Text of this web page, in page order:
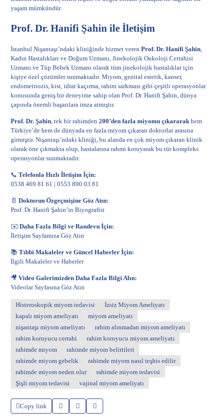
yaşam mümkündür.
Prof. Dr. Hanifi Şahin ile İletişim
İstanbul Nişantaşı’ndaki kliniğinde hizmet verenProf. Dr. Hanifi Şahin
Kadın Hastalıkları ve Doğum Uzmanı, Jinekolojik Onkoloji Cerrahisi
Uzmanı ve Tüp Bebek Uzmanı olarak tüm jinekolojik hastalıklar için
kişiye özel çözümler sunmaktadır. Miyom, genital estetik, kanser,
endometriozis, kist, idrar kaçırma, rahim sarkması gibi çeşitli operasyonlar
konusunda geniş bir deneyime sahip olan Prof. Dr. Hanifi Şahin, dünya
çapında önemli başarılara imza atmıştır.
Prof. Dr. Şahin , tek bir rahimden200’den fazla miyomu çıkararak hem
Türkiye’de hem de dünyada en fazla miyom çıkaran doktorlar arasına
girmiştir. Nişantaşı’ndaki kliniği, bu alanda en çokmiyom çıkaran klinik
olarak öne çıkmakta olup, hastalarına rahmi koruyarak bu tür kompleks
operasyonlar sunmaktadır.
📞Telefonla Hızlı İletişim İçin:
0538 469 81 61 |0553 890 03 81
📄Doktorun Özgeçmişine Göz Atın:
Prof. Dr. Hanifi Şahin’in Biyografisi
✉️Daha Fazla Bilgi ve Randevu İçin:
İletişim Sayfamıza Göz Atın
📚Tıbbi Makaleler ve Güncel Haberler İçin:
İlgili Makaleler ve Haberler
🎥Video Galerimizden Daha Fazla Bilgi Alın:
Videolar Sayfasına Göz Atın
Histeroskopik miyom tedavisi
İzsiz Miyom Ameliyatı
kapalı miyom ameliyatı
miyom ameliyatı
nişantaşı miyom ameliyatı
rahim alınmadan miyom ameliyatı
rahim koruyucu cerrahi
rahim koruyucu miyom ameliyatı
rahimde miyom
rahimde miyom belirtileri
rahimde miyom gebelik
rahimde miyom nasıl teşhis edilir
rahimde miyom neden olur
rahimde miyom tedavisi
Şişli miyom tedavisi
vajinal miyom ameliyatı
Copy link